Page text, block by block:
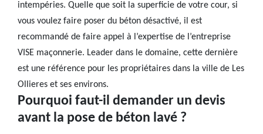
intempéries. Quelle que soit la superficie de votre cour, si
vous voulez faire poser du béton désactivé, il est
recommandé de faire appel à l’expertise de l’entreprise
VISE maçonnerie. Leader dans le domaine, cette dernière
est une référence pour les propriétaires dans la ville de Les
Ollieres et ses environs.
Pourquoi faut-il demander un devis
avant la pose de béton lavé ?